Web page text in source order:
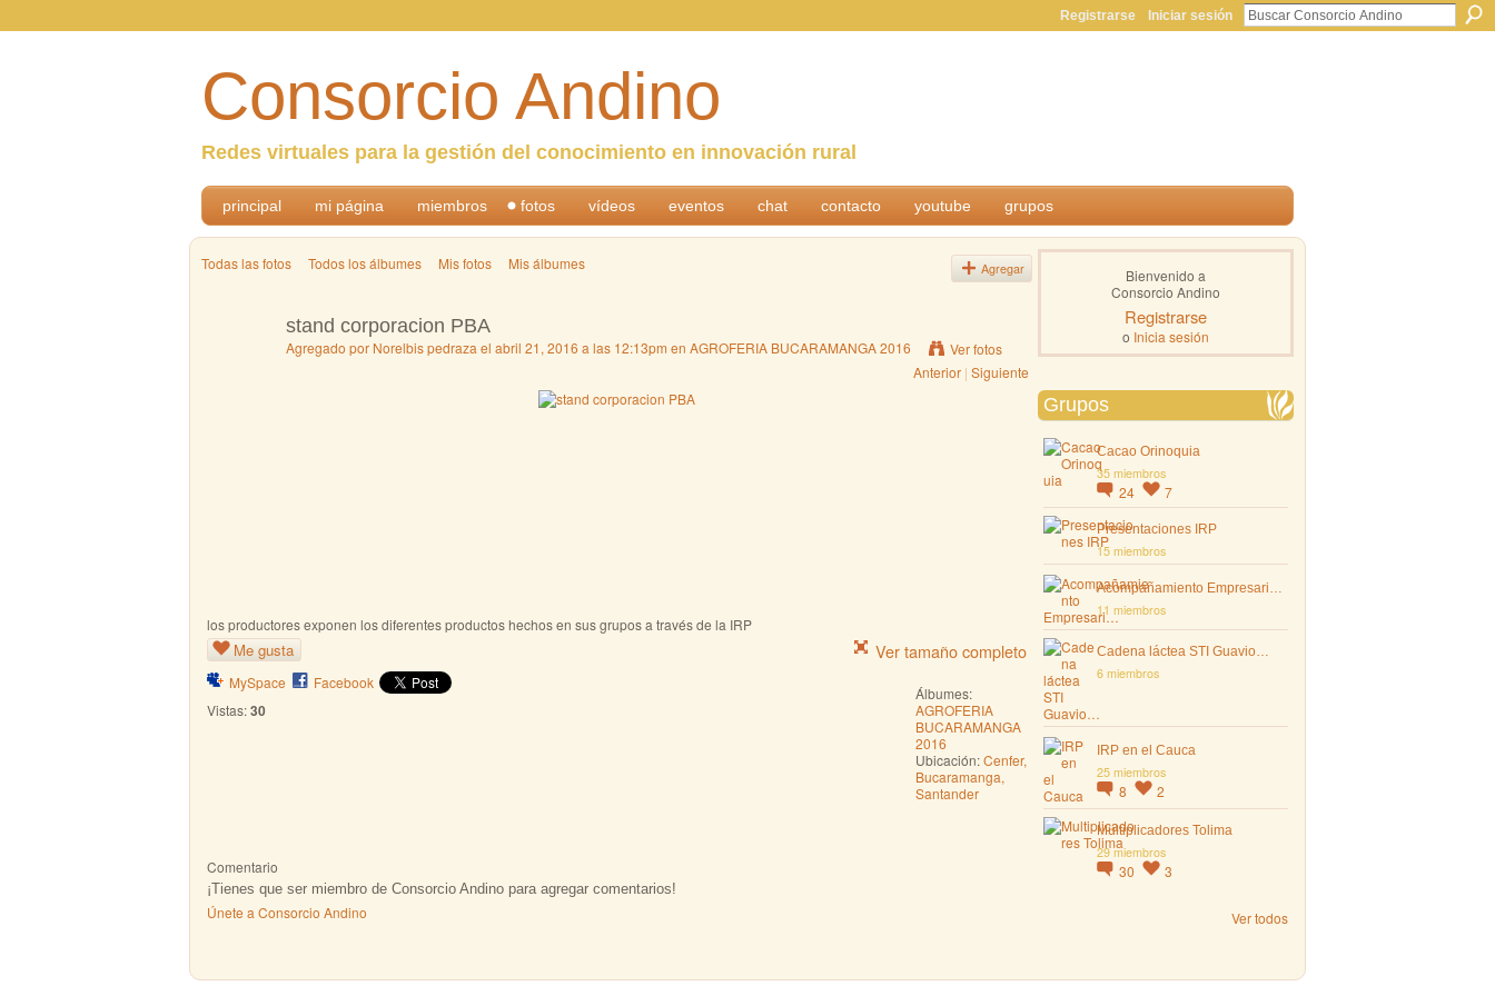
Registrarse Iniciar sesión
Consorcio Andino
Redes virtuales para la gestión del conocimiento en innovación rural
principal mi página miembros fotos vídeos eventos chat contacto youtube grupos
Todas las fotos Todos los álbumes Mis fotos Mis álbumes Agregar
stand corporacion PBA
Agregado por Norelbis pedraza el abril 21, 2016 a las 12:13pm en AGROFERIA BUCARAMANGA 2016
Ver fotos
Anterior | Siguiente
los productores exponen los diferentes productos hechos en sus grupos a través de la IRP
Me gusta
MySpace
Facebook
Vistas:30
Ver tamaño completo
Álbumes:
AGROFERIA
BUCARAMANGA
2016
Ubicación:Cenfer,
Bucaramanga,
Santander
Comentario
¡Tienes que ser miembro de Consorcio Andino para agregar comentarios!
Únete a Consorcio Andino
Bienvenido a
Consorcio Andino
Registrarse
o Inicia sesión
Grupos
Cacao Orinoquia
35 miembros
24 7
Presentaciones IRP
15 miembros
Acompañamiento Empresari…
11 miembros
Cadena láctea STI Guavio…
6 miembros
IRP en el Cauca
25 miembros
8 2
Multiplicadores Tolima
29 miembros
30 3
Ver todos